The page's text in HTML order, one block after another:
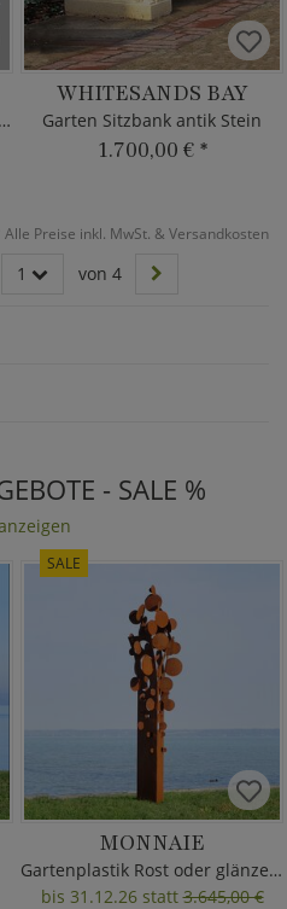
Garten Sitzbank aus Schmiedeeisen
WHITESANDS BAY
Garten Sitzbank antik Stein
1.700,00 € *
Alle Preise inkl. MwSt. & Versandkosten
1 von 4
- SALE %
SALE
MONNAIE
Gartenplastik Rost oder glänzend
bis 31.12.26 statt3.645,00 €